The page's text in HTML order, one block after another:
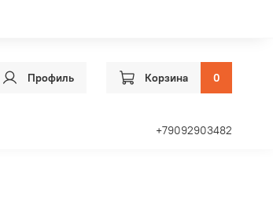
Профиль Корзина 0
+79092903482